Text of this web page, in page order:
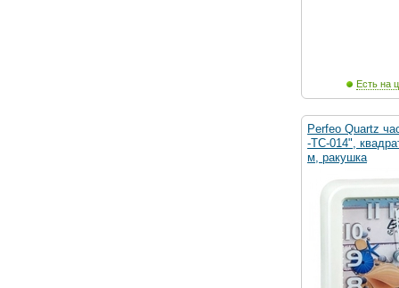
Есть на
Perfeo Quartz
-TC-014",
м, ракушка